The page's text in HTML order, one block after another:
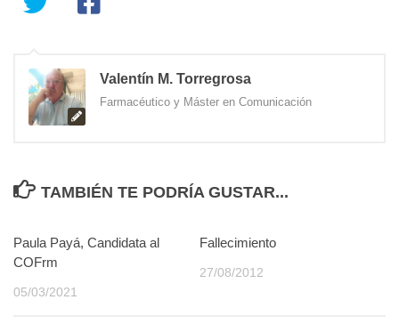
Valentín M. Torregrosa
Farmacéutico y Máster en Comunicación
TAMBIÉN TE PODRÍA GUSTAR...
Paula Payá, Candidata al
COFrm
05/03/2021
Fallecimiento
27/08/2012